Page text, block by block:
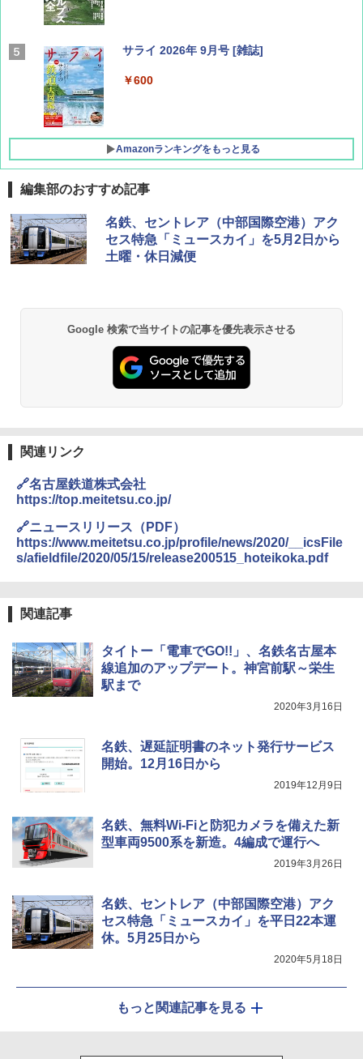
サライ 2026年 9月号 [雑誌]
￥600
Amazonランキングをもっと見る
地球の歩き方 スター・ウォーズ
￥2,695
力的な町 2026～2027 地球の歩き方D アジア
￥2,079
A26 地球の歩き方 チェコ ポーランド スロヴ
ァキア 2026～2027 地球の歩き方A ヨーロッ
パ
￥1,833
[キャンパーズコレクション 山善] ポップアッ
プテント 傘みたいに広げて畳める パッとサ
ッとサンシェード キューブ フルクローズ メ
ッシュ 簡単設置 ワンタッチテント キャンプ
ENDLESS BASE 《めざましテレビで紹介》
テント ワンタッチ RENEW 幅200 2-3人用 43
500002(88859)
人用 折りたたみ 防災グッズ 災害用トイレ ビ
ーチ ピクニック ポップアップテント 携帯 簡
易 トイレテント (オリーブ)
￥4,836
￥9,990
[キャンパーズコレクション 山善] 傘みたいに
イド ブラックコーティング フルクローズ メ
ッシュ 4人用 簡単設置 ポップアップテント P
ATCW-150B エクルベージュ
DEWEL パラソル 大型 ビーチ アウトドアパ
ラソル ガーデン サイトシート付 折りたたみ
防水 UVカット 4段階高さ調整 軽量 収納袋付
き
GRANDOOR ステンレス保冷剤 2個セット 2
026リニューアル 急速冷凍 空間倍増 衛生的
コンパクト 保冷力長持ち
￥2,980
￥680
熊撃退スプレー 熊よけスプレー 熊スプレー
【日本企業販売】超強力クマ対策スプレー 30
0ml（連続噴射30秒）110ml（連続噴射15
￥3,680
ポインターライト 強力 小型 緑色/赤色/青紫色
可能 安全ロック付き 高安全性 金属製耐久 コ
ンパクト多機能設計 持ち運び便利 アウトド
ア/オフィス/教育現場/展示会用 緑
編集部のおすすめ記事
名鉄、セントレア（中部国際空港）アク
セス特急「ミュースカイ」を5月2日から
土曜・休日減便
Google 検索で当サイトの記事を優先表示させる
関連リンク
🔗名古屋鉄道株式会社
https://top.meitetsu.co.jp/
🔗ニュースリリース（PDF）
https://www.meitetsu.co.jp/profile/news/2020/__icsFile
s/afieldfile/2020/05/15/release200515_hoteikoka.pdf
関連記事
タイトー「電車でGO!!」、名鉄名古屋本
線追加のアップデート。神宮前駅～栄生
駅まで
2020年3月16日
名鉄、遅延証明書のネット発行サービス
開始。12月16日から
2019年12月9日
名鉄、無料Wi-Fiと防犯カメラを備えた新
型車両9500系を新造。4編成で運行へ
2019年3月26日
名鉄、セントレア（中部国際空港）アク
セス特急「ミュースカイ」を平日22本運
休。5月25日から
2020年5月18日
もっと関連記事を見る